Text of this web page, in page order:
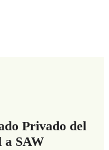
Privado del
a SAW